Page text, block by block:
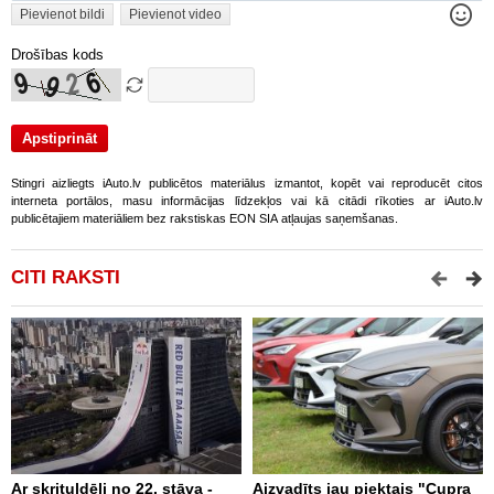
Pievienot bildi Pievienot video
Drošības kods
Stingri aizliegts iAuto.lv publicētos materiālus izmantot, kopēt vai reproducēt citos
interneta portālos, masu informācijas līdzekļos vai kā citādi rīkoties ar iAuto.lv
publicētajiem materiāliem bez rakstiskas EON SIA atļaujas saņemšanas.
CITI RAKSTI
Ar skrituļdēli no 22. stāva - Aizvadīts jau piektais "Cupra